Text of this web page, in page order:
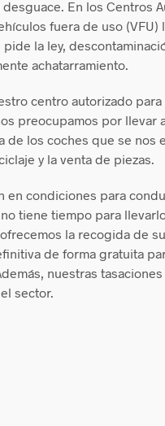
En los Centros
fuera de uso (VFU)
la ley,
achatarramiento.
centro autorizado para
preocupamos por llevar
de los coches que se nos
y la venta de piezas.
en condiciones para
tiene tiempo para
la recogida de
de forma gratuita
nuestras tasaciones
sector.